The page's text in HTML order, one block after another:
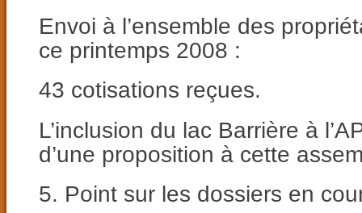
Envoi à l’ensemble des
ce printemps 2008 :
43 cotisations reçues.
L’inclusion du lac Barrière à
d’une proposition à cette
5. Point sur les dossiers en